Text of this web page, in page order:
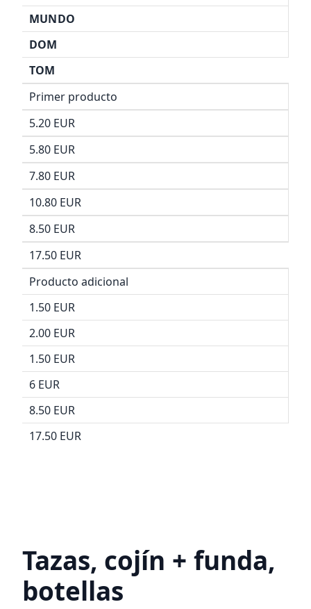
MUNDO
DOM
TOM
Primer producto
5.20 EUR
5.80 EUR
7.80 EUR
10.80 EUR
8.50 EUR
17.50 EUR
Producto adicional
1.50 EUR
2.00 EUR
1.50 EUR
6 EUR
8.50 EUR
17.50 EUR
Tazas, cojín + funda,
botellas